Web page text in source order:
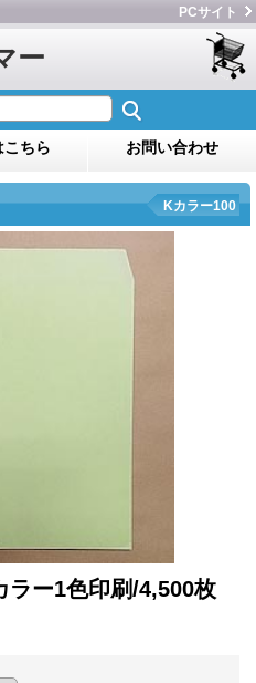
PCサイト
ー
こちら お問い合わせ
Kカラー100
ラー1色印刷/4,500枚